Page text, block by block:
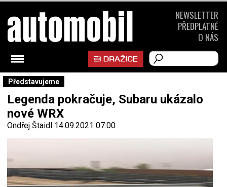
Představujeme
Legenda pokračuje, Subaru ukázalo
nové WRX
Ondřej Štaidl 14.09.2021 07:00
NEWSLETTER
PŘEDPLATNÉ
O NÁS